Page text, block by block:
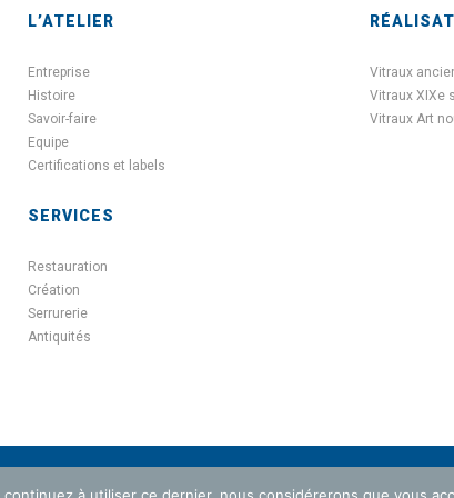
L’ATELIER
Entreprise
Histoire
Savoir-faire
Equipe
Certifications et labels
SERVICES
Restauration
Création
Serrurerie
Antiquités
Vitraux
Vitraux XIXe
Vitraux Art